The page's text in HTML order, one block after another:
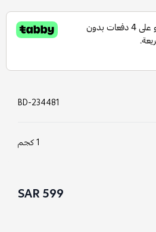
BD-234481
1 كجم
599 SAR